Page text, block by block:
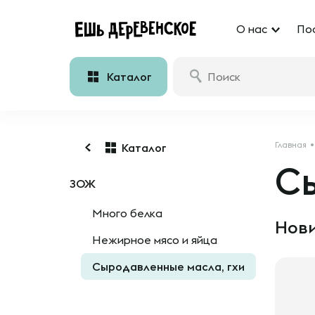
О нас
Каталог
Каталог
ЗОЖ
Много белка
Нежирное мясо и яйца
Сыродавленные масла, гхи
Главная